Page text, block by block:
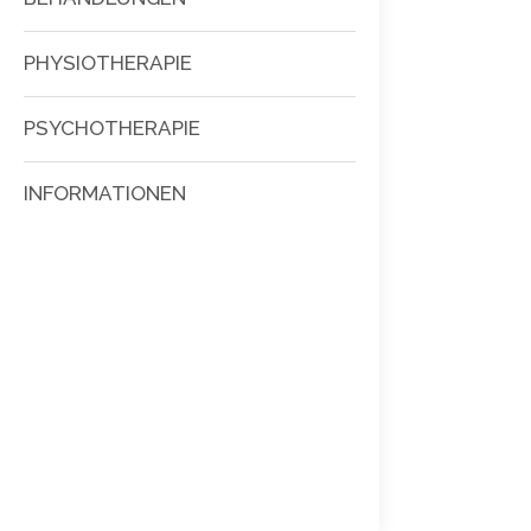
PHYSIOTHERAPIE
PSYCHOTHERAPIE
INFORMATIONEN